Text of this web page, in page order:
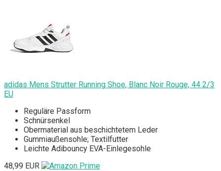
adidas Mens Strutter Running Shoe, Blanc Noir Rouge, 44 2/3
EU
Reguläre Passform
Schnürsenkel
Obermaterial aus beschichtetem Leder
Gummiaußensohle; Textilfutter
Leichte Adibouncy EVA-Einlegesohle
48,99 EUR